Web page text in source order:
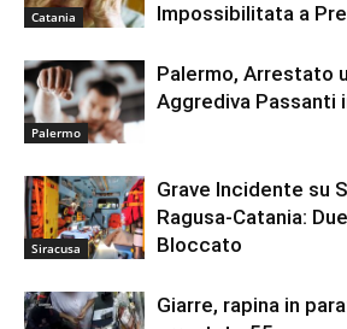
Catania
Impossibilitata a
Palermo
Palermo, Arrestato
Aggrediva Passanti
Siracusa
Grave Incidente su
Ragusa-Catania:
Bloccato
Giarre, rapina in